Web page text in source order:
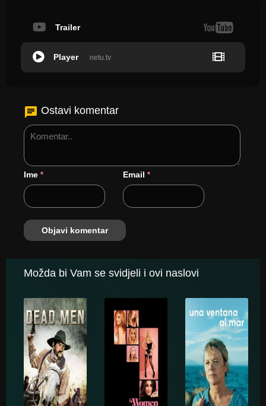
Trailer
netu.tv
Player
Ostavi komentar
Ime * Email *
Možda bi Vam se svidjeli i ovi naslovi